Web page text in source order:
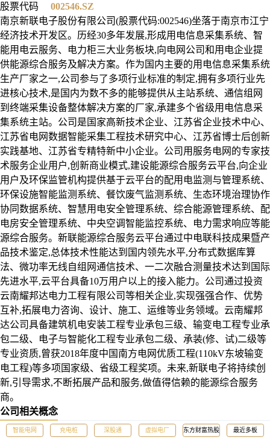
股票代码
002546.SZ
南京新联电子股份有限公司(股票代码:002546)坐落于南京市江宁
经济技术开发区。历经30多年发展,形成用电信息采集系统、智
能用电云服务、电力柜三大业务板块,向电网公司和用电企业提
供能源综合服务及解决方案。作为国内主要的用电信息采集系统
生产厂家之一,公司参与了多项行业标准的制定,拥有多项行业先
进核心技术,是国内为数不多的能够提供从主站系统、通信组网
到终端采集设备整体解决方案的厂家,承建多个省级用电信息采
集系统主站。公司是国家高新技术企业、江苏省企业技术中心、
江苏省电网数据智能采集工程技术研究中心、江苏省博士后创新
实践基地、江苏省专精特新中小企业。公司用服务电网的专家技
术服务企业用户,创新商业模式,建设能源综合服务云平台,向企业
用户及环保监管机构提供基于云平台的配用电监测与管理系统、
环保设施智能监测系统、餐饮废气监测系统、生态环境治理协作
协同数据系统、智慧用电安全管理系统、综合能源管理系统、配
电房安全管理系统、中央空调智能监控系统、电力需求响应等能
源综合服务。新联能源综合服务云平台通过中电联科技成果暨产
品技术鉴定,总体技术性能达到国内领先水平,分布式数据库算
法、微功率无线自组网通信技术、一二次融合测量技术达到国际
先进水平,云平台具备10万用户以上的接入能力。公司通过投资
云南耀邦达电力工程有限公司等相关企业,实现强强合作、优势
互补,拓展电力咨询、设计、施工、运维等业务领域。云南耀邦
达公司具备建筑机电安装工程专业承包三级、输变电工程专业承
包二级、电子与智能化工程专业承包二级、承装(修、试)二级等
专业资质,曾获2018年度中国南方电网优质工程(110kV东坡输变
电工程)等多项国家级、省级工程奖项。未来,新联电子将持续创
新,引导需求,不断拓展产品和服务,做值得信赖的能源综合服务
商。
公司相关概念
智能电网 充电桩 深股通 虚拟电厂 东方财富热股 最近多板